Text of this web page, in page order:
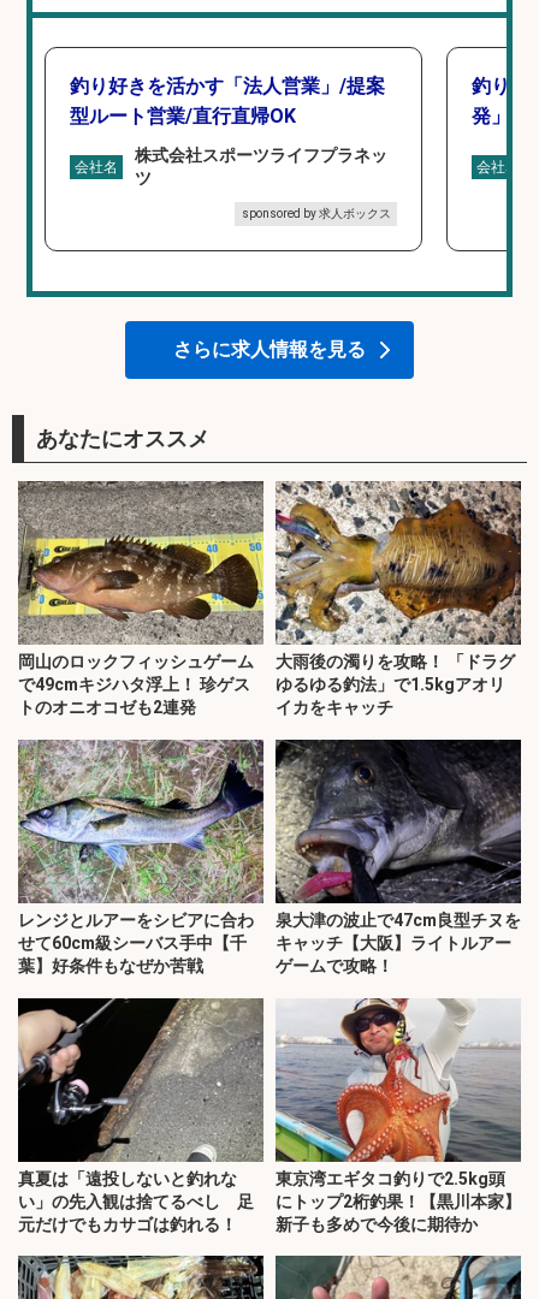
釣り好きを活かす「法人営業」/提案
型ルート営業/直行直帰OK
会社名
株式会社スポーツライフプラネッ
ツ
sponsored by 求人ボックス
釣り好
発」/
会社名
さらに求人情報を見る
あなたにオススメ
岡山のロックフィッシュゲーム
で49cmキジハタ浮上！ 珍ゲス
トのオニオコゼも2連発
大雨後の濁りを攻略！ 「ドラグ
ゆるゆる釣法」で1.5kgアオリ
イカをキャッチ
レンジとルアーをシビアに合わ
せて60cm級シーバス手中【千
葉】好条件もなぜか苦戦
泉大津の波止で47cm良型チヌを
キャッチ【大阪】ライトルアー
ゲームで攻略！
真夏は「遠投しないと釣れな
い」の先入観は捨てるべし 足
元だけでもカサゴは釣れる！
東京湾エギタコ釣りで2.5kg頭
にトップ2桁釣果！【黒川本家】
新子も多めで今後に期待か